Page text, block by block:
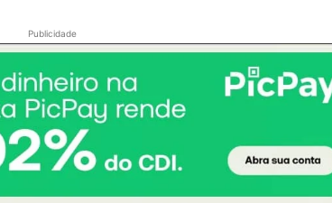
Publicidade